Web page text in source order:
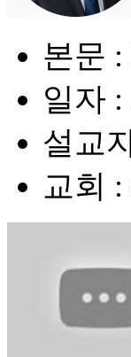
본문 :
일자 :
설교
교회 :